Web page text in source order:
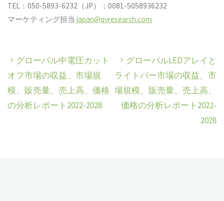
TEL：050-5893-6232（JP）；0081-5058936232
マーケティング担当japan@qyresearch.com
グローバル中電圧カット
オフ市場の収益、市場規
模、販売量、売上高、価格
の分析レポート2022-2028
グローバルLEDアレイと
ライトバー市場の収益、市
場規模、販売量、売上高、
価格の分析レポート2022-
2028